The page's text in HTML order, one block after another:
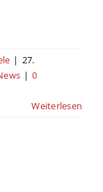
| 27.
| 0
Weiterlesen